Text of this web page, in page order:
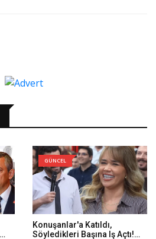
GÜNCEL
Konuşanlar'a Katıldı,
Söyledikleri Başına Iş Açtı!